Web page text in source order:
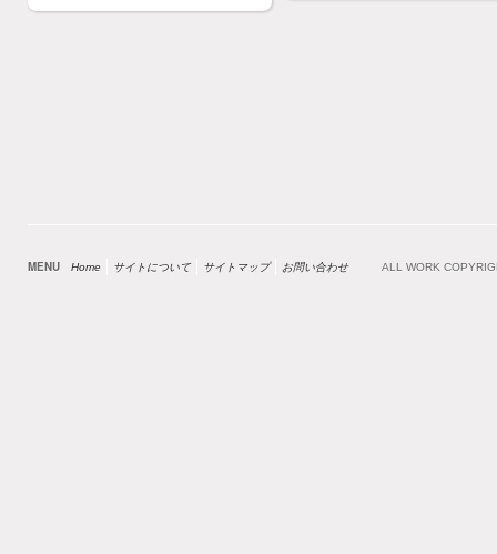
MENU Home サイトについて サイトマップ お問い合わせ ALL WORK